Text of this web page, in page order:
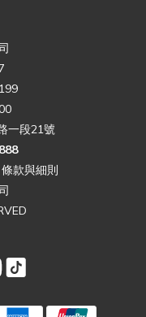
一段21號
條款與細則